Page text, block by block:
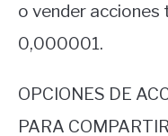
o vender acciones
0,000001.
OPCIONES DE
PARA